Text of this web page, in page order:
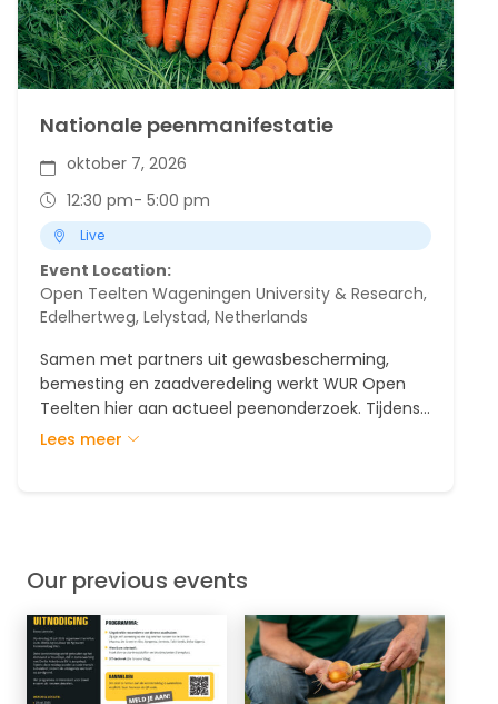
Nationale peenmanifestatie
oktober 7, 2026
12:30 pm- 5:00 pm
Live
Event Location:
Open Teelten Wageningen University & Research,
Edelhertweg, Lelystad, Netherlands
Samen met partners uit gewasbescherming,
bemesting en zaadveredeling werkt WUR Open
Teelten hier aan actueel peenonderzoek. Tijdens
het event ontdek je de nieuwste ontwikkelingen in
Lees meer
Our previous events